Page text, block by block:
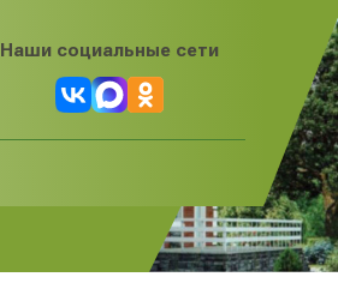
Наши социальные сети